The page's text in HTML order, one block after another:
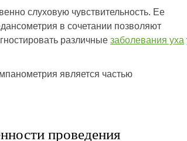
слуховую чувствительность. Ее
в сочетании позволяют
различные заболевания уха
является частью
проведения